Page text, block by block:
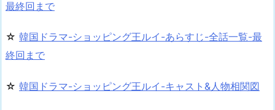
最終回まで
☆ 韓国ドラマ-ショッピング王ルイ-あらすじ-全話一覧-最
終回まで
☆ 韓国ドラマ-ショッピング王ルイ-キャスト&人物相関図